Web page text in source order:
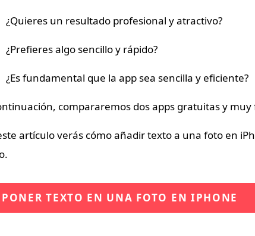
¿Quieres un resultado profesional y atractivo?
¿Prefieres algo sencillo y rápido?
¿Es fundamental que la app sea sencilla y eficiente?
compararemos dos apps gratuitas y muy
artículo verás cómo añadir texto a una foto en
PONER TEXTO EN UNA FOTO EN IPHONE